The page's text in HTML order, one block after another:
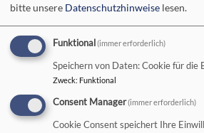
Startseite Posaune
Posaune
bitte unsere Datenschutzhinweise lesen.
Funktional (immer erforderlich)
Speichern von Daten: Cookie für die
Zweck: Funktional
Consent Manager(immer erforderlich)
Cookie Consent speichert Ihre